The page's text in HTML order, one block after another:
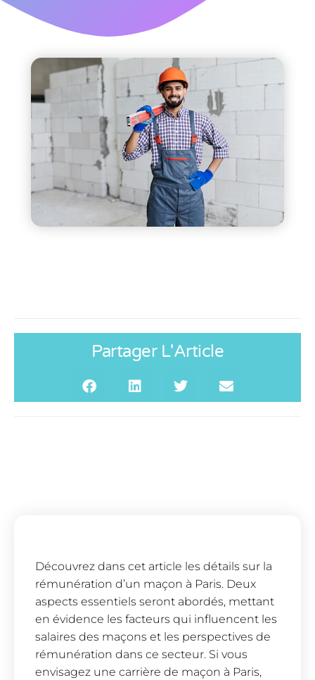
Partager L'Article
Découvrez dans cet article les détails sur la
rémunération d’un maçon à Paris. Deux
aspects essentiels seront abordés, mettant
en évidence les facteurs qui influencent les
salaires des maçons et les perspectives de
rémunération dans ce secteur. Si vous
envisagez une carrière de maçon à Paris,